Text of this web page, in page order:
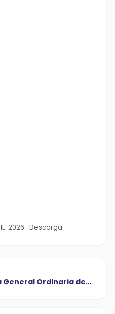
2026 Descarga
Ordinaria de